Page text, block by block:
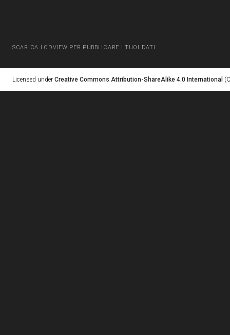
SCARICA LODVIEW PER PUBBLICARE I TUOI DATI
Licensed under Creative Commons Attribution-ShareAlike 4.0 International